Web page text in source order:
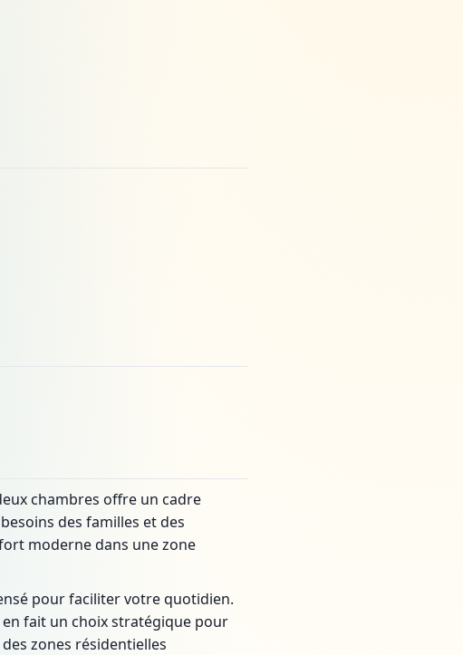
chambres offre un cadre
des familles et des
moderne dans une zone
pour faciliter votre quotidien.
fait un choix stratégique pour
zones résidentielles